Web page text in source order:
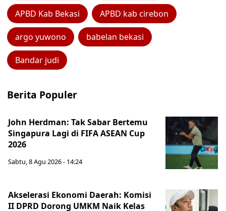
APBD Kab Bekasi APBD kab cirebon
argo yuwono babelan bekasi
Bandar judi
Berita Populer
John Herdman: Tak Sabar Bertemu
Singapura Lagi di FIFA ASEAN Cup
2026
Sabtu, 8 Agu 2026 - 14:24
Akselerasi Ekonomi Daerah: Komisi
II DPRD Dorong UMKM Naik Kelas